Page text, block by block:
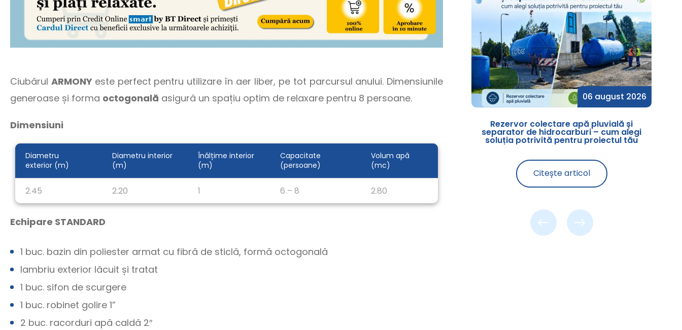
Ciubărul ARMONY este perfect pentru utilizare în aer liber, pe tot parcursul anului. Dimensiunile
generoase și forma octogonală asigură un spațiu optim de relaxare pentru 8 persoane.
Dimensiuni
Diametru
exterior (m)
Diametru interior
(m)
Înălțime interior
(m)
Capacitate
(persoane)
Volum apă
(mc)
2.45 2.20 1 6 – 8 2.80
Echipare STANDARD
1 buc. bazin din poliester armat cu fibră de sticlă, formă octogonală
lambriu exterior lăcuit și tratat
1 buc. sifon de scurgere
1 buc. robinet golire 1”
2 buc. racorduri apă caldă 2″
04 iunie 2026
Citește articol
06 august 2026
Rezervor colectare apă pluvială și
separator de hidrocarburi – cum alegi
soluția potrivită pentru proiectul tău
Citește articol